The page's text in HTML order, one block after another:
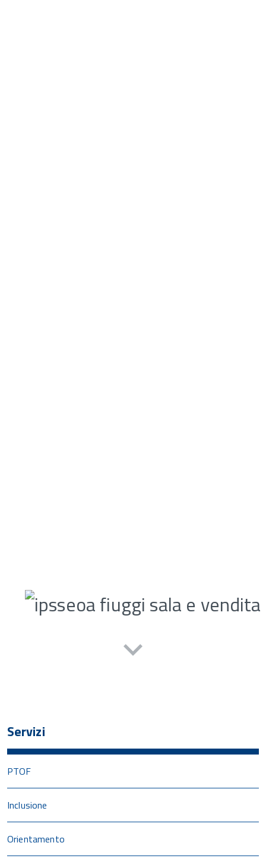
Servizi
PTOF
Inclusione
Orientamento